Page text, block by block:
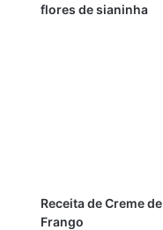
flores de sianinha
Receita de Creme de
Frango